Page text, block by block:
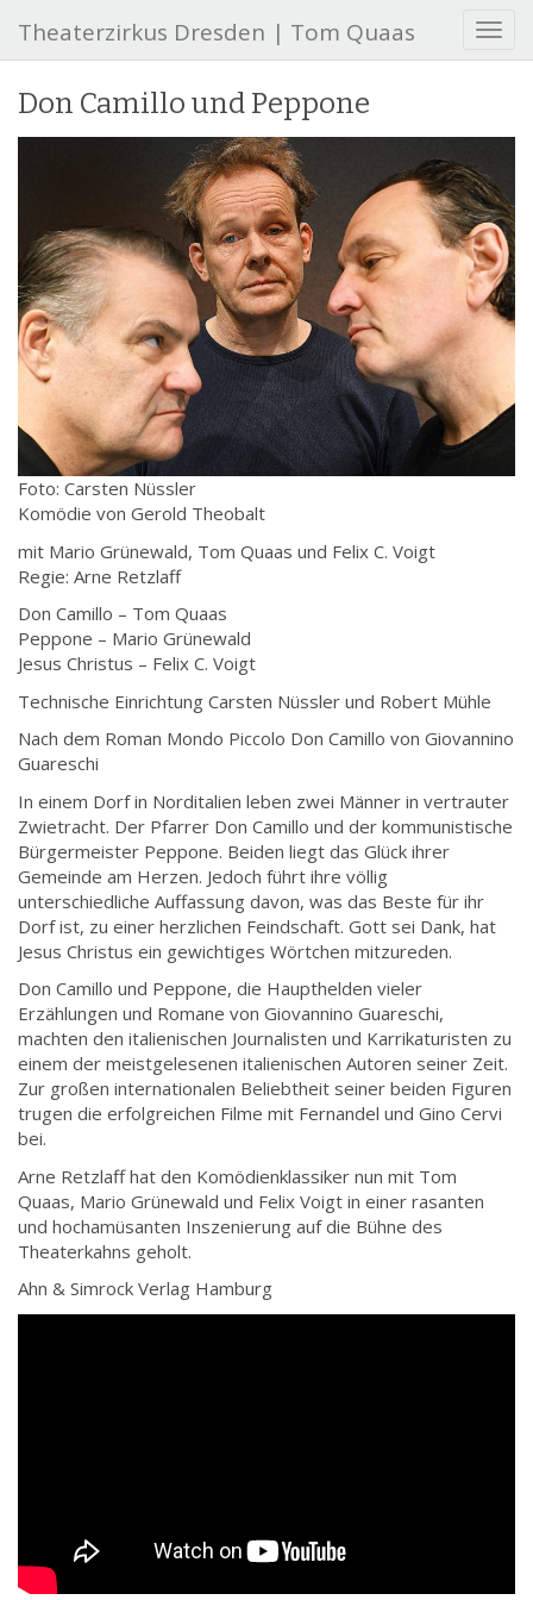
S
c
l
e
N
a
v
i
g
o
n
Theaterzirkus Dresden | Tom Quaas
Don Camillo und Peppone
Foto: Carsten Nüssler
Komödie von Gerold Theobalt
mit Mario Grünewald, Tom Quaas und Felix C. Voigt
Regie: Arne Retzlaff
Don Camillo – Tom Quaas
Peppone – Mario Grünewald
Jesus Christus – Felix C. Voigt
Technische Einrichtung Carsten Nüssler und Robert Mühle
Nach dem Roman Mondo Piccolo Don Camillo von Giovannino
Guareschi
In einem Dorf in Norditalien leben zwei Männer in vertrauter
Zwietracht. Der Pfarrer Don Camillo und der kommunistische
Bürgermeister Peppone. Beiden liegt das Glück ihrer
Gemeinde am Herzen. Jedoch führt ihre völlig
unterschiedliche Auffassung davon, was das Beste für ihr
Dorf ist, zu einer herzlichen Feindschaft. Gott sei Dank, hat
Jesus Christus ein gewichtiges Wörtchen mitzureden.
Don Camillo und Peppone, die Haupthelden vieler
Erzählungen und Romane von Giovannino Guareschi,
machten den italienischen Journalisten und Karrikaturisten zu
einem der meistgelesenen italienischen Autoren seiner Zeit.
Zur großen internationalen Beliebtheit seiner beiden Figuren
trugen die erfolgreichen Filme mit Fernandel und Gino Cervi
bei.
Arne Retzlaff hat den Komödienklassiker nun mit Tom
Quaas, Mario Grünewald und Felix Voigt in einer rasanten
und hochamüsanten Inszenierung auf die Bühne des
Theaterkahns geholt.
Ahn & Simrock Verlag Hamburg